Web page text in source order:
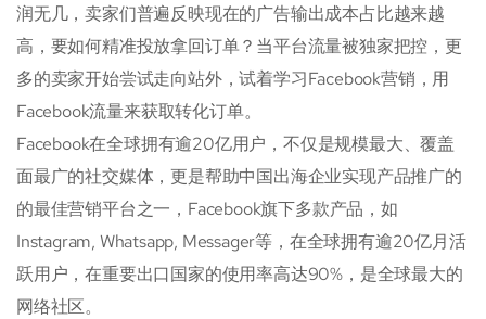
润无几，卖家们普遍反映现在的广告输出成本占比越来越
高，要如何精准投放拿回订单？当平台流量被独家把控，更
多的卖家开始尝试走向站外，试着学习Facebook营销，用
Facebook流量来获取转化订单。
Facebook在全球拥有逾20亿用户，不仅是规模最大、覆盖
面最广的社交媒体，更是帮助中国出海企业实现产品推广的
的最佳营销平台之一，Facebook旗下多款产品，如
Instagram, Whatsapp, Messager等，在全球拥有逾20亿月活
跃用户，在重要出口国家的使用率高达90%，是全球最大的
网络社区。